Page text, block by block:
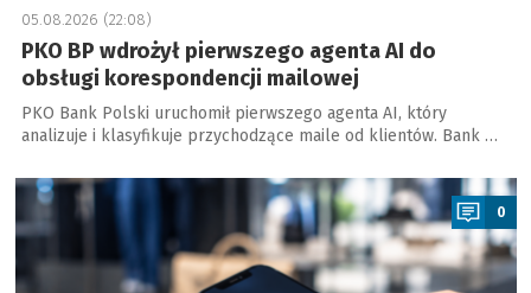
05.08.2026 (22:08)
PKO BP wdrożył pierwszego agenta AI do
obsługi korespondencji mailowej
PKO Bank Polski uruchomił pierwszego agenta AI, który
analizuje i klasyfikuje przychodzące maile od klientów. Bank …
a
0